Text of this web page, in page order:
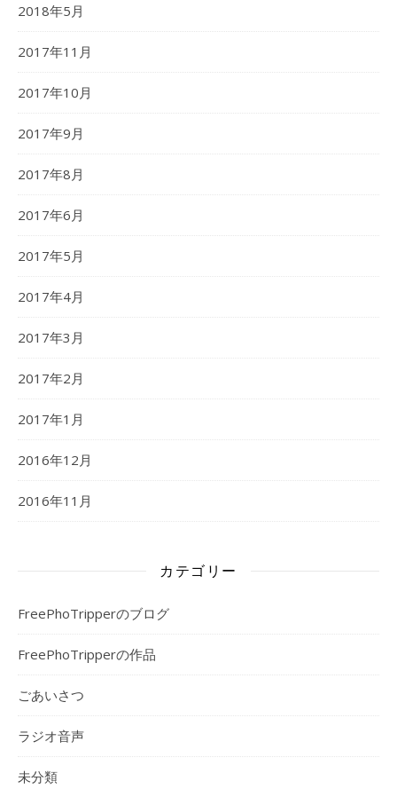
2018年5月
2017年11月
2017年10月
2017年9月
2017年8月
2017年6月
2017年5月
2017年4月
2017年3月
2017年2月
2017年1月
2016年12月
2016年11月
カテゴリー
FreePhoTripperのブログ
FreePhoTripperの作品
ごあいさつ
ラジオ音声
未分類